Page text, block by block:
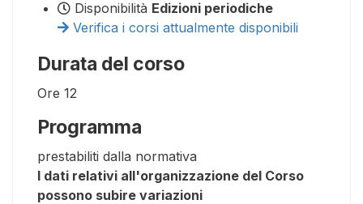
Disponibilità Edizioni periodiche
Verifica i corsi attualmente disponibili
Durata del corso
Ore 12
Programma
prestabiliti dalla normativa
I dati relativi all'organizzazione del Corso
possono subire variazioni